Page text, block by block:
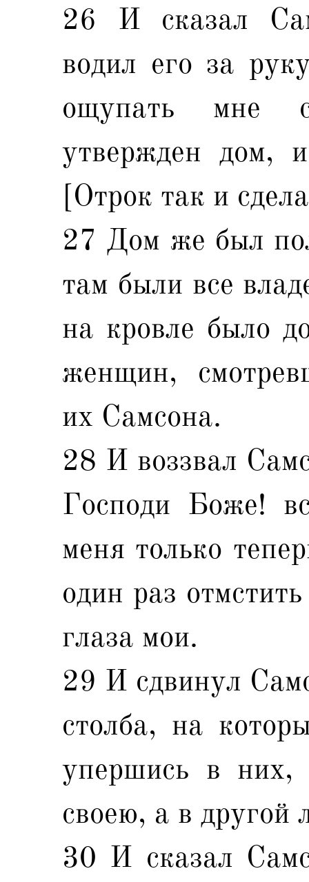
26 И сказал
водил его за
ощупать мне
утвержден дом,
[Отрок так и
27 Дом же был
там были все
на кровле было
женщин,
их Самсона.
28 И воззвал
Господи Боже!
меня только
один раз
глаза мои.
29 И сдвинул
столба, на
упершись в
своею, а в другой
30 И сказал